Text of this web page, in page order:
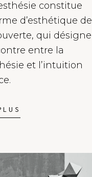
constitue
d’esthétique de
qui désigne
entre la
et l’intuition